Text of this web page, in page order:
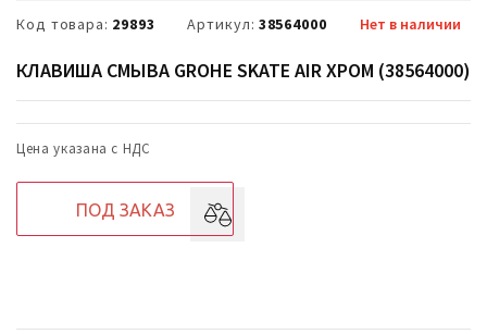
Код товара: 29893 Артикул: 38564000 Нет в наличии
КЛАВИША СМЫВА GROHE SKATE AIR ХРОМ (38564000)
Цена указана с НДС
ПОД ЗАКАЗ